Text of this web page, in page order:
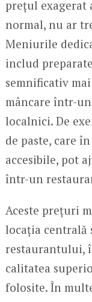
prețul exagerat
normal, nu ar
Meniurile
includ
semnificativ
mâncare într-
localnici. De
de paste, care
accesibile, pot
într-un
Aceste prețuri
locația centrală
restaurantului,
calitatea
folosite. În